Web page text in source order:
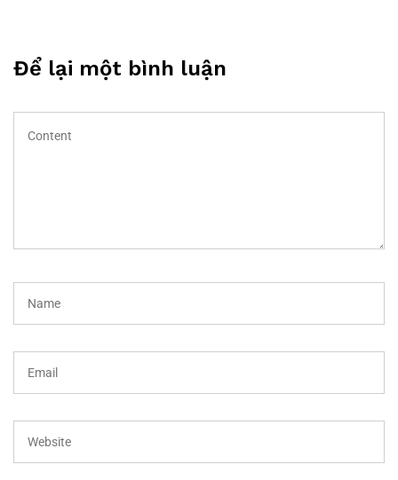
Để lại một bình luận